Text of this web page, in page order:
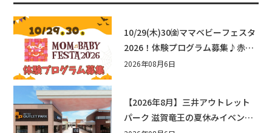
10/29(木)30㈮ママベビーフェスタ
2026！体験プログラム募集♪赤ち
ゃん向けイベントに出演しません
2026年08月6日
【2026年8月】三井アウトレット
パーク 滋賀竜王の夏休みイベント